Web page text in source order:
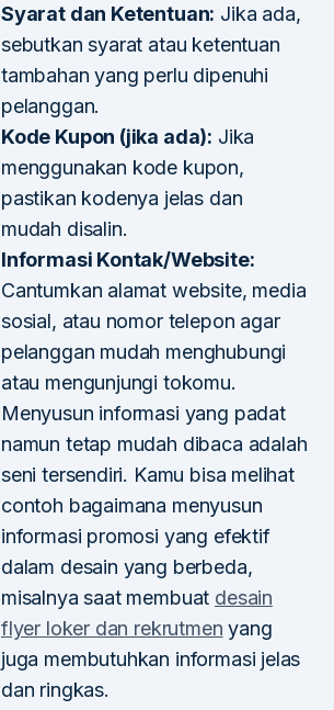
Syarat dan Ketentuan: Jika ada,
sebutkan syarat atau ketentuan
tambahan yang perlu dipenuhi
pelanggan.
Kode Kupon (jika ada): Jika
menggunakan kode kupon,
pastikan kodenya jelas dan
mudah disalin.
Informasi Kontak/Website:
Cantumkan alamat website, media
sosial, atau nomor telepon agar
pelanggan mudah menghubungi
atau mengunjungi tokomu.
Menyusun informasi yang padat
namun tetap mudah dibaca adalah
seni tersendiri. Kamu bisa melihat
contoh bagaimana menyusun
informasi promosi yang efektif
dalam desain yang berbeda,
misalnya saat membuat desain
flyer loker dan rekrutmen yang
juga membutuhkan informasi jelas
dan ringkas.